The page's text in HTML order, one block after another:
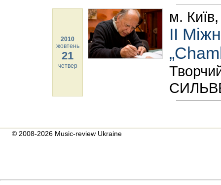
2010
жовтень
21
четвер
м.
ІІ
© 2008-2026 Music-review Ukraine